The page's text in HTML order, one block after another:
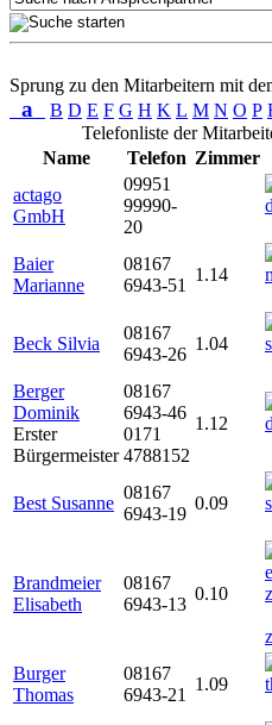
Sprung zu den Mitarbeitern mit
a B D E F G H K L M N O P
Telefonliste der
Name
Telefon Zimmer
actago
GmbH
09951
99990-
20
Baier
Marianne
08167
6943-51
1.14
Beck Silvia
08167
6943-26
1.04
Berger
Dominik
Erster
Bürgermeister
08167
6943-46
0171
4788152
1.12
Best Susanne
08167
6943-19
0.09
Brandmeier
Elisabeth
08167
6943-13
0.10
Burger
Thomas
08167
6943-21
1.09